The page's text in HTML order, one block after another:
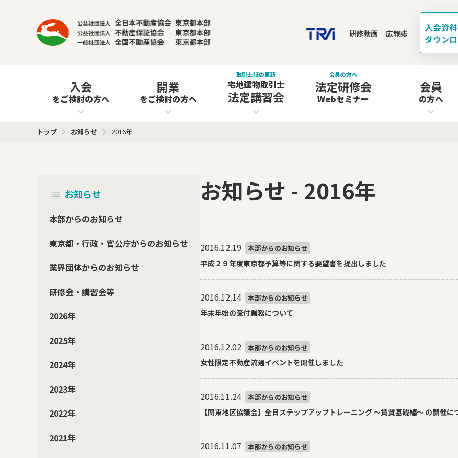
研修動画 広報誌
入会
をご検討の方へ
開業
をご検討の方へ
取引士証の更新
宅地建物取引士
法定講習会
会員の方へ
法定研修会
Webセミナー
会員
の方へ
トップ お知らせ 2016年
お知らせ - 2016年
2016.12.19 本部からのお知らせ
平成２９年度東京都予算等に関する要望書を提出しました
2016.12.14 本部からのお知らせ
年末年始の受付業務について
2016.12.02 本部からのお知らせ
女性限定不動産流通イベントを開催しました
2016.11.24 本部からのお知らせ
【関東地区協議会】全日ステップアップトレーニング ～賃貸基礎編～ の開催に
2016.11.07 本部からのお知らせ
お知らせ
本部からのお知らせ
東京都・行政・官公庁からのお知らせ
業界団体からのお知らせ
研修会・講習会等
2026年
2025年
2024年
2023年
2022年
2021年